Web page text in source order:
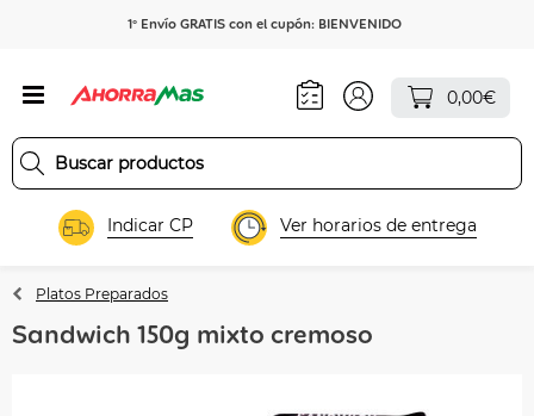
1º Envío GRATIS con el cupón: BIENVENIDO
0,00€
Indicar CP Ver horarios de entrega
Platos Preparados
Sandwich 150g mixto cremoso